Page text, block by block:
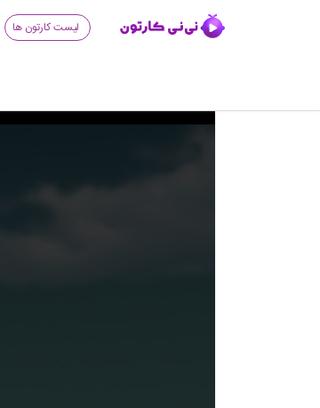
لیست کارتون ها